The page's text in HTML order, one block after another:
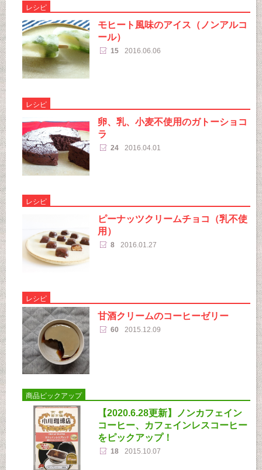
レシピ
モヒート風味のアイス（ノンアルコ
ール）
15 2016.06.06
レシピ
卵、乳、小麦不使用のガトーショコ
ラ
24 2016.04.01
レシピ
ピーナッツクリームチョコ（乳不使
用）
8 2016.01.27
レシピ
甘酒クリームのコーヒーゼリー
60 2015.12.09
商品ピックアップ
【2020.6.28更新】ノンカフェイン
コーヒー、カフェインレスコーヒー
をピックアップ！
18 2015.10.07